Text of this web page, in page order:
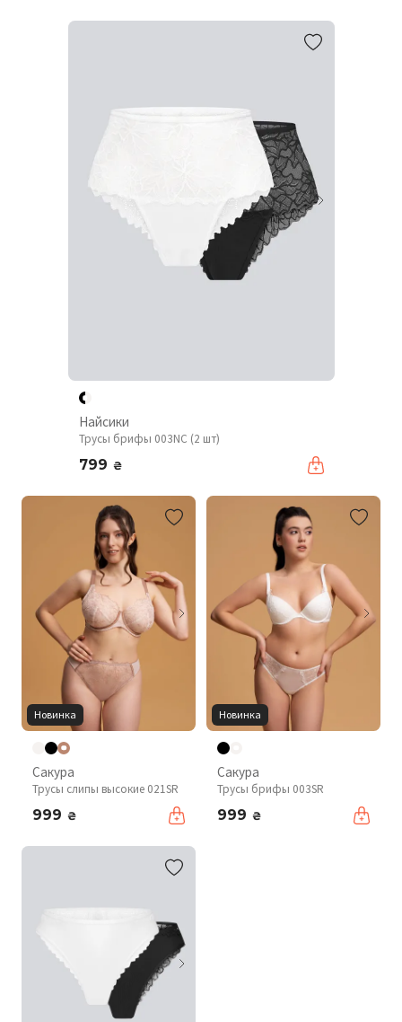
Найсики
Трусы брифы 003NC (2 шт)
799 ₴
Новинка
Сакура
Трусы слипы высокие 021SR
999 ₴
Новинка
Сакура
Трусы брифы 003SR
999 ₴